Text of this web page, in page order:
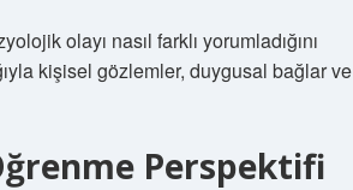
olayı nasıl farklı yorumladığını
kişisel gözlemler, duygusal bağlar ve
Perspektifi